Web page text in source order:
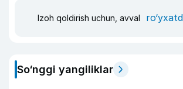
Izoh qoldirish uchun, avval
So‘nggi yangiliklar